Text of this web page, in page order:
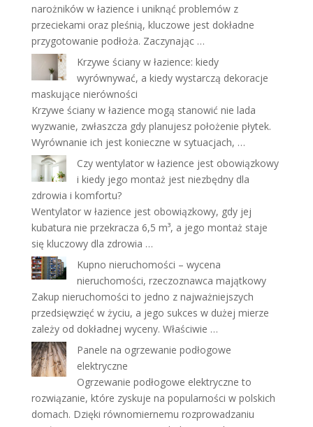
narożników w łazience i uniknąć problemów z
przeciekami oraz pleśnią, kluczowe jest dokładne
przygotowanie podłoża. Zaczynając …
Krzywe ściany w łazience: kiedy
wyrównywać, a kiedy wystarczą dekoracje
maskujące nierówności
Krzywe ściany w łazience mogą stanowić nie lada
wyzwanie, zwłaszcza gdy planujesz położenie płytek.
Wyrównanie ich jest konieczne w sytuacjach, …
Czy wentylator w łazience jest obowiązkowy
i kiedy jego montaż jest niezbędny dla
zdrowia i komfortu?
Wentylator w łazience jest obowiązkowy, gdy jej
kubatura nie przekracza 6,5 m³, a jego montaż staje
się kluczowy dla zdrowia …
Kupno nieruchomości – wycena
nieruchomości, rzeczoznawca majątkowy
Zakup nieruchomości to jedno z najważniejszych
przedsięwzięć w życiu, a jego sukces w dużej mierze
zależy od dokładnej wyceny. Właściwie …
Panele na ogrzewanie podłogowe
elektryczne
Ogrzewanie podłogowe elektryczne to
rozwiązanie, które zyskuje na popularności w polskich
domach. Dzięki równomiernemu rozprowadzaniu